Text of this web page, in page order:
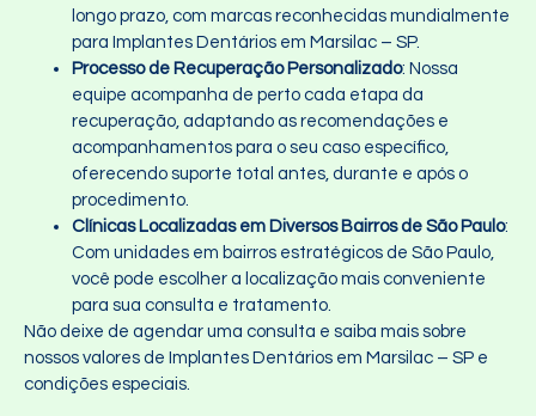
longo prazo, com marcas reconhecidas mundialmente
para Implantes Dentários em Marsilac – SP.
Processo de Recuperação Personalizado: Nossa
equipe acompanha de perto cada etapa da
recuperação, adaptando as recomendações e
acompanhamentos para o seu caso específico,
oferecendo suporte total antes, durante e após o
procedimento.
Clínicas Localizadas em Diversos Bairros de São Paulo:
Com unidades em bairros estratégicos de São Paulo,
você pode escolher a localização mais conveniente
para sua consulta e tratamento.
Não deixe de agendar uma consulta e saiba mais sobre
nossos valores de Implantes Dentários em Marsilac – SP e
condições especiais.